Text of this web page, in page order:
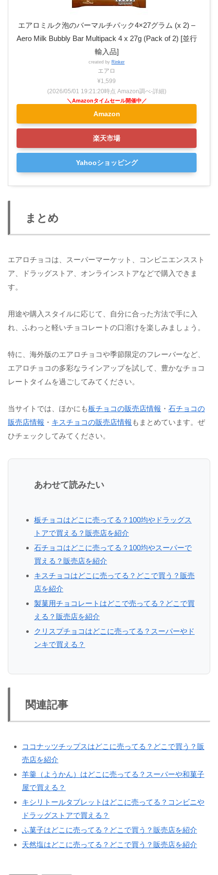
エアロミルク泡のバーマルチパック4×27グラム (x 2) –
Aero Milk Bubbly Bar Multipack 4 x 27g (Pack of 2) [並行
輸入品]
created by Rinker
エアロ
¥1,599
(2026/05/01 19:21:20時点 Amazon調べ-詳細)
Amazon
楽天市場
Yahooショッピング
まとめ
エアロチョコは、スーパーマーケット、コンビニエンススト
ア、ドラッグストア、オンラインストアなどで購入できま
す。
用途や購入スタイルに応じて、自分に合った方法で手に入
れ、ふわっと軽いチョコレートの口溶けを楽しみましょう。
特に、海外版のエアロチョコや季節限定のフレーバーなど、
エアロチョコの多彩なラインアップを試して、豊かなチョコ
レートタイムを過ごしてみてください。
当サイトでは、ほかにも板チョコの販売店情報 ・ 石チョコの
販売店情報 ・ キスチョコの販売店情報 もまとめています。ぜ
ひチェックしてみてください。
あわせて読みたい
板チョコはどこに売ってる？100均やドラッグス
トアで買える？販売店を紹介
石チョコはどこに売ってる？100均やスーパーで
買える？販売店を紹介
キスチョコはどこに売ってる？どこで買う？販売
店を紹介
製菓用チョコレートはどこで売ってる？どこで買
える？販売店を紹介
クリスプチョコはどこに売ってる？スーパーやド
ンキで買える？
関連記事
ココナッツチップスはどこに売ってる？どこで買う？販
売店を紹介
羊羹（ようかん）はどこに売ってる？スーパーや和菓子
屋で買える？
キシリトールタブレットはどこに売ってる？コンビニや
ドラッグストアで買える？
ふ菓子はどこに売ってる？どこで買う？販売店を紹介
天然塩はどこに売ってる？どこで買う？販売店を紹介